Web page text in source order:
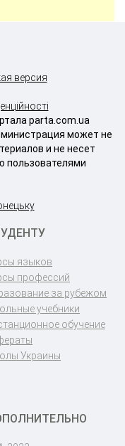
версия
parta.com.ua
может не
и не несет
пользователями
языков
профессий
за рубежом
учебники
обучение
Украины